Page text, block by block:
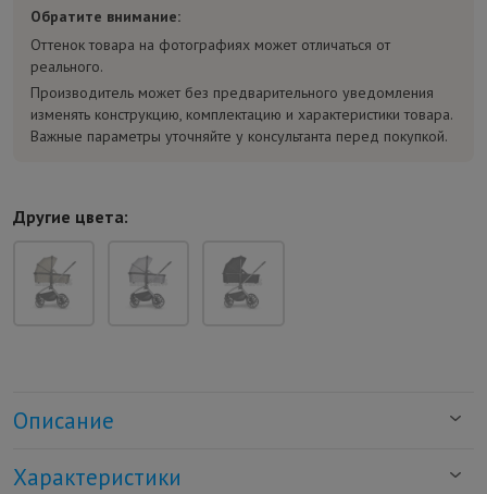
Обратите внимание:
Оттенок товара на фотографиях может отличаться от
реального.
Производитель может без предварительного уведомления
изменять конструкцию, комплектацию и характеристики товара.
Важные параметры уточняйте у консультанта перед покупкой.
Другие цвета:
Описание
Характеристики